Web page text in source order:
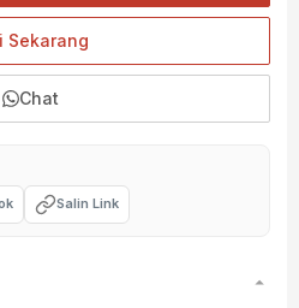
Sekarang
Chat
Salin Link